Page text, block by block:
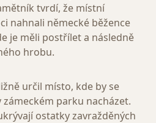
tvrdí, že místní
nahnali německé běžence
je měli postřílet a následně
hrobu.
určil místo, kde by se
parku nacházet.
ostatky zavražděných